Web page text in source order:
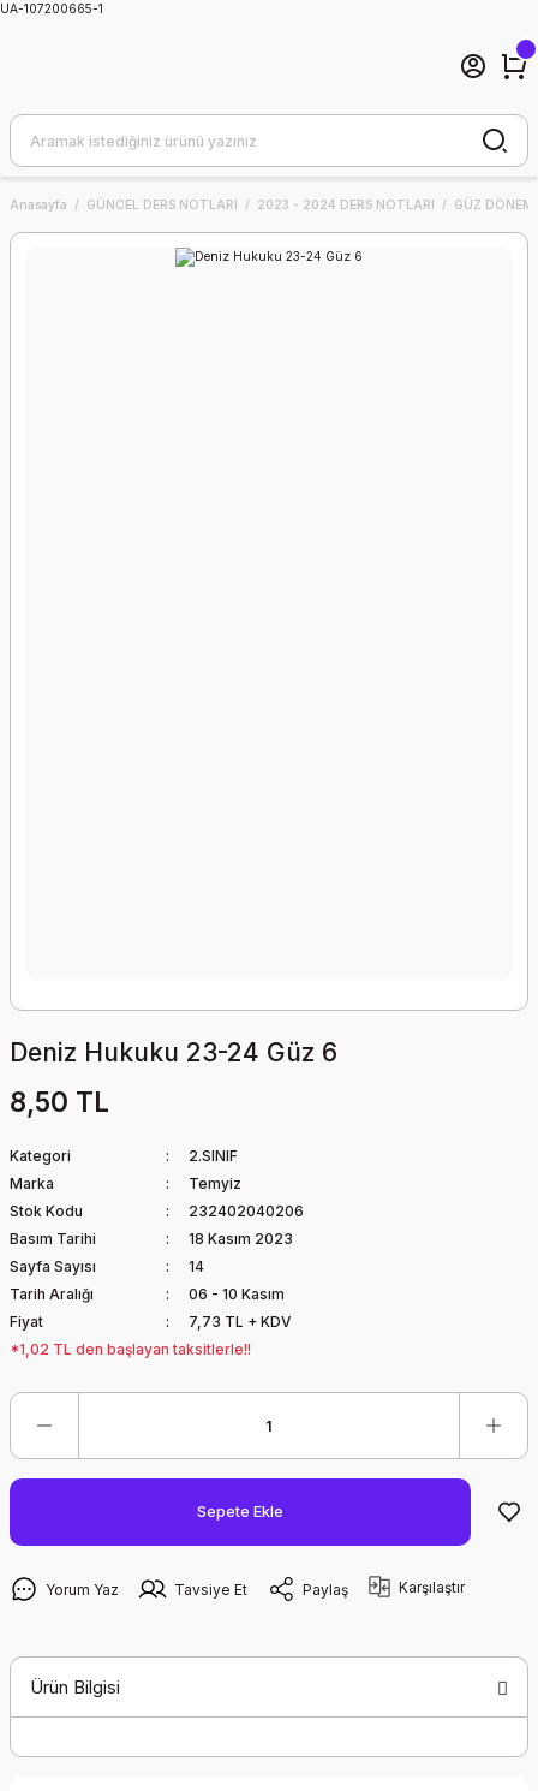
UA-107200665-1
Anasayfa GÜNCEL DERS NOTLARI 2023 - 2024 DERS NOTLARI GÜZ DÖNEMİ
Deniz Hukuku 23-24 Güz 6
8,50 TL
Kategori
2.SINIF
Marka
Temyiz
Stok Kodu
232402040206
Basım Tarihi
18 Kasım 2023
Sayfa Sayısı
14
Tarih Aralığı
06 - 10 Kasım
Fiyat
7,73 TL + KDV
*1,02 TL den başlayan taksitlerle!!
Sepete Ekle
Yorum Yaz Tavsiye Et Paylaş Karşılaştır
Ürün Bilgisi